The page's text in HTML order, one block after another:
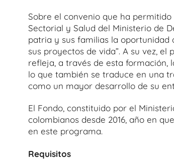
Sobre el convenio que ha
Sectorial y Salud del Ministerio de
patria y sus familias la
sus proyectos de vida”. A su vez, el
refleja, a través de esta formación,
lo que también se traduce en una
como un mayor desarrollo de su
El Fondo, constituido por el
colombianos desde 2016, año en
en este programa.
Requisitos